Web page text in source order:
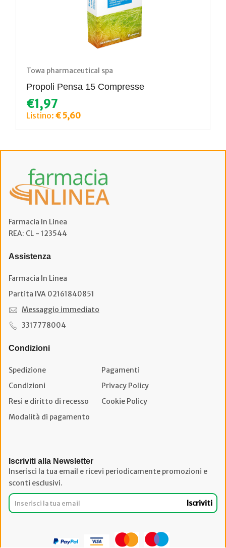
Towa pharmaceutical spa
Propoli Pensa 15 Compresse
€1,97
Listino: € 5,60
Farmacia In Linea
REA: CL - 123544
Assistenza
Farmacia In Linea
Partita IVA 02161840851
Messaggio immediato
3317778004
Condizioni
Spedizione
Pagamenti
Condizioni
Privacy Policy
Resi e diritto di recesso
Cookie Policy
Modalità di pagamento
Iscriviti alla Newsletter
Inserisci la tua email e ricevi periodicamente promozioni e
sconti esclusivi.
Iscriviti